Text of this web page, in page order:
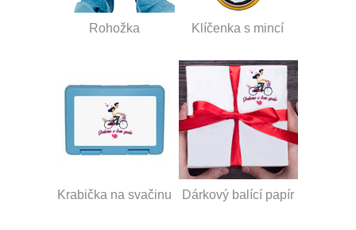
Rohožka Klíčenka s mincí
Krabička na svačinu Dárkový balící papír